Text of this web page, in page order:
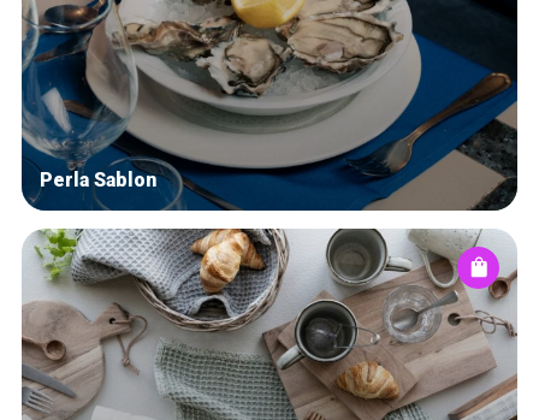
Accueil
Bonnes adresses
Quartiers
Blog
Perla Sablon